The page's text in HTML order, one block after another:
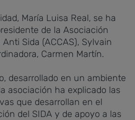
María Luisa Real, se ha
de la Asociación
Sida (ACCAS), Sylvain
Carmen Martín.
desarrollado en un ambiente
asociación ha explicado las
que desarrollan en el
del SIDA y de apoyo a las